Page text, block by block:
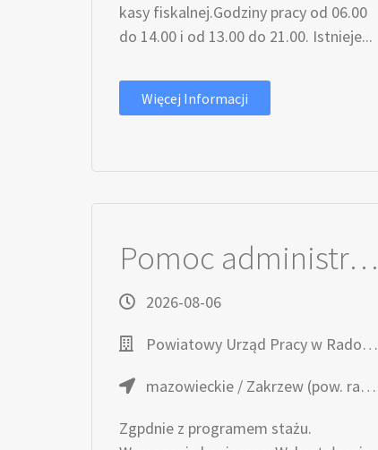
kasy fiskalnej.Godziny pracy od 06.00
do 14.00 i od 13.00 do 21.00. Istnieje...
Więcej Informacji
Pomoc administracyjna (k/m)
2026-08-06
Powiatowy Urząd Pracy w Radomiu
mazowieckie / Zakrzew (pow. radomski, gm. Zakrzew), Zakrzew
Zgpdnie z programem stażu.